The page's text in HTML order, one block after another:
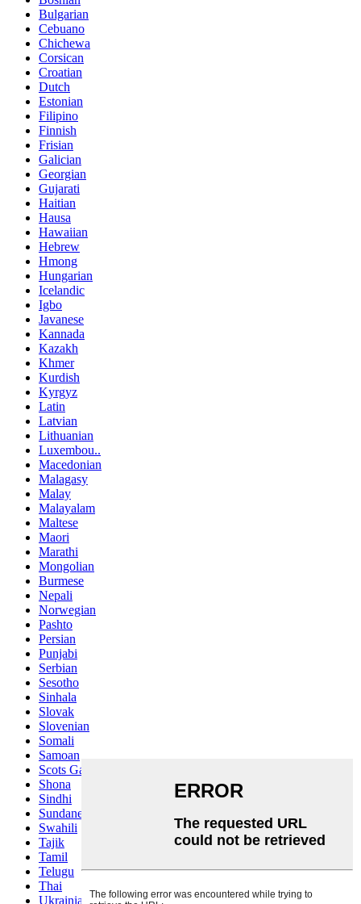
Bulgarian
Cebuano
Chichewa
Corsican
Croatian
Dutch
Estonian
Filipino
Finnish
Frisian
Galician
Georgian
Gujarati
Haitian
Hausa
Hawaiian
Hebrew
Hmong
Hungarian
Icelandic
Igbo
Javanese
Kannada
Kazakh
Khmer
Kurdish
Kyrgyz
Latin
Latvian
Lithuanian
Luxembou..
Macedonian
Malagasy
Malay
Malayalam
Maltese
Maori
Marathi
Mongolian
Burmese
Nepali
Norwegian
Pashto
Persian
Punjabi
Serbian
Sesotho
Sinhala
Slovak
Slovenian
Somali
Samoan
Scots Gaelic
Shona
Sindhi
Sundanese
Swahili
Tajik
Tamil
Telugu
Thai
Ukrainian